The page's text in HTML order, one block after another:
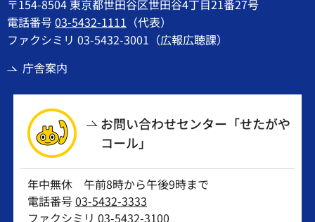
〒154-8504 東京都世田谷区世田谷4丁目21番27号
電話番号03-5432-1111 （代表）
ファクシミリ 03-5432-3001（広報広聴課）
庁舎案内
お問い合わせセンター「せたがや
コール」
年中無休 午前8時から午後9時まで
電話番号03-5432-3333
ファクシミリ 03-5432-3100